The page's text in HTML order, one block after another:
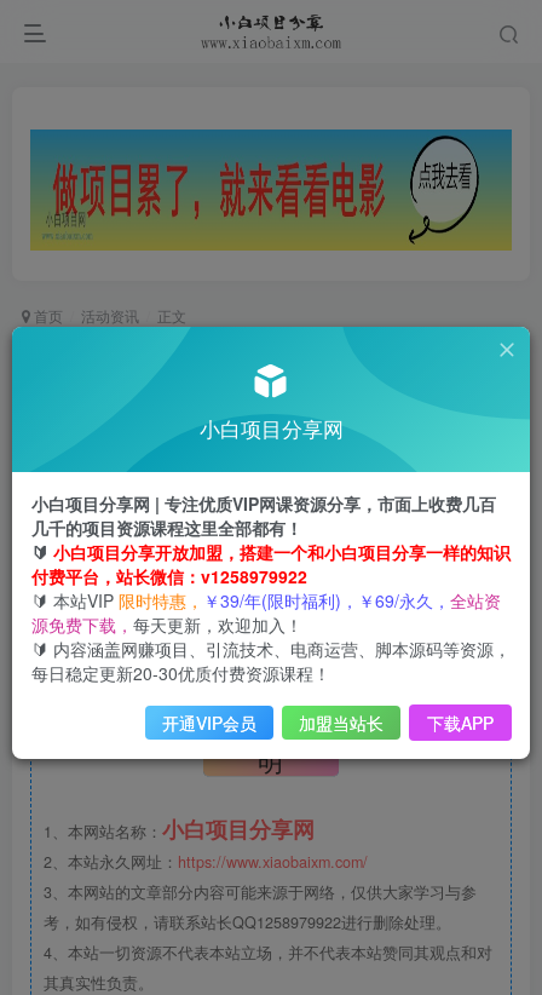
首页 活动资讯 正文
高德打车各领2张5+3元打车券
0 895 13
支付宝搜索“消费券”进入，再搜索“高德打车”领5+3元打车券-
>支付宝首页“出行”进入，打车的地图下方领5+3元打车券->
出行券和打车券可以叠加使用
文章版权声
明
1、本网站名称： 小白项目分享网
2、本站永久网址： https://www.xiaobaixm.com/
3、本网站的文章部分内容可能来源于网络，仅供大家学习与参
考，如有侵权，请联系站长QQ1258979922进行删除处理。
4、本站一切资源不代表本站立场，并不代表本站赞同其观点和对
其真实性负责。
小白项目分享网
小白项目分享网 | 专注优质VIP网课资源分享，市面上收费几百
几千的项目资源课程这里全部都有！
🔰 小白项目分享开放加盟，搭建一个和小白项目分享一样的知识
付费平台，站长微信：v1258979922
🔰 本站VIP 限时特惠， ￥39/年(限时福利)，￥69/永久， 全站资
源免费下载， 每天更新，欢迎加入！
🔰 内容涵盖网赚项目、引流技术、电商运营、脚本源码等资源，
每日稳定更新20-30优质付费资源课程！
开通VIP会员 加盟当站长 下载APP